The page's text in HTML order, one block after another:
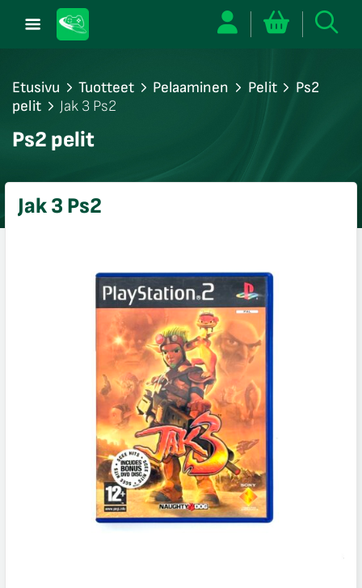
Etusivu Tuotteet Pelaaminen Pelit
Ps2
pelit
Jak 3 Ps2
Ps2 pelit
Jak 3 Ps2
sulje
sulje